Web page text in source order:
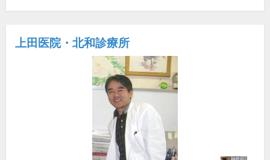
上田医院・北和診療所